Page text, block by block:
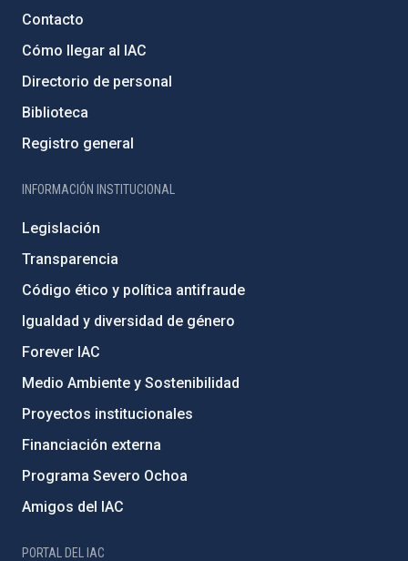
Contacto
Cómo llegar al IAC
Directorio de personal
Biblioteca
Registro general
INFORMACIÓN INSTITUCIONAL
Legislación
Transparencia
Código ético y política antifraude
Igualdad y diversidad de género
Forever IAC
Medio Ambiente y Sostenibilidad
Proyectos institucionales
Financiación externa
Programa Severo Ochoa
Amigos del IAC
PORTAL DEL IAC